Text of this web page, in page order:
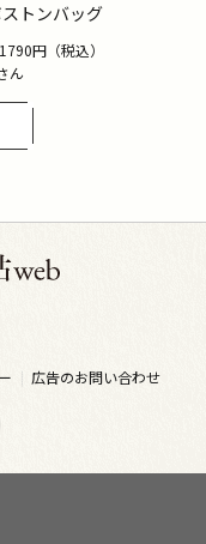
トンバッグ
円（税込）
ん
広告のお問い合わせ